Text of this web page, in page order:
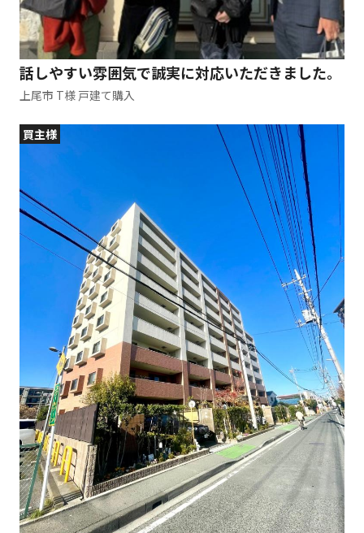
話しやすい雰囲気で誠実に対応いただきました。
上尾市 T様 戸建て購入
買主様